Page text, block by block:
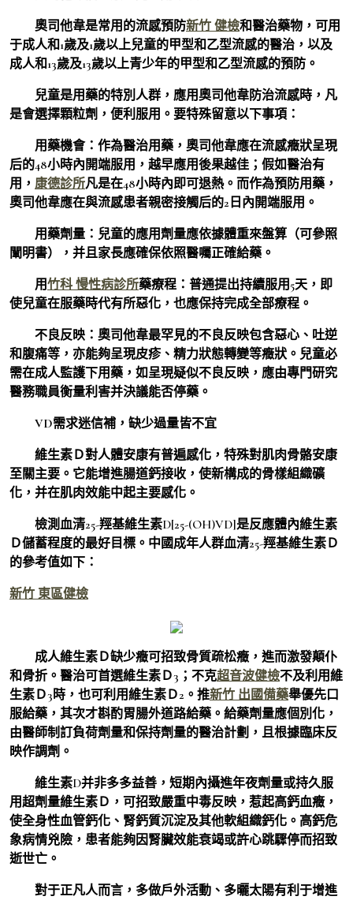
奧司他韋是常用的流感預防新竹 健檢和醫治藥物，可用
于成人和1歲及1歲以上兒童的甲型和乙型流感的醫治，以及
成人和13歲及13歲以上青少年的甲型和乙型流感的預防。
兒童是用藥的特別人群，應用奧司他韋防治流感時，凡
是會選擇顆粒劑，便利服用。要特殊留意以下事項：
用藥機會：作為醫治用藥，奧司他韋應在流感癥狀呈現
后的48小時內開端服用，越早應用後果越佳；假如醫治有
用， 康德診所凡是在48小時內即可退熱。而作為預防用藥，
奧司他韋應在與流感患者親密接觸后的2日內開端服用。
用藥劑量：兒童的應用劑量應依據體重來盤算（可參照
闡明書），并且家長應確保依照醫囑正確給藥。
用竹科 慢性病診所藥療程：普通提出持續服用5天，即
使兒童在服藥時代有所惡化，也應保持完成全部療程。
不良反映：奧司他韋最罕見的不良反映包含惡心、吐逆
和腹痛等，亦能夠呈現皮疹、精力狀態轉變等癥狀。兒童必
需在成人監護下用藥，如呈現疑似不良反映，應由專門研究
醫務職員衡量利害并決議能否停藥。
VD需求迷信補，缺少過量皆不宜
維生素Ｄ對人體安康有普遍感化，特殊對肌肉骨骼安康
至關主要。它能增進腸道鈣接收，使新構成的骨樣組織礦
化，并在肌肉效能中起主要感化。
檢測血清25-羥基維生素D[25-(OH)VD]是反應體內維生素
Ｄ儲蓄程度的最好目標。中國成年人群血清25-羥基維生素Ｄ
的參考值如下：
新竹 東區健檢
成人維生素Ｄ缺少癥可招致骨質疏松癥，進而激發顛仆
和骨折。醫治可首選維生素Ｄ3；不克超音波健檢不及利用維
生素Ｄ3時，也可利用維生素Ｄ2。推新竹 出國備藥舉優先口
服給藥，其次才斟酌胃腸外道路給藥。給藥劑量應個別化，
由醫師制訂負荷劑量和保持劑量的醫治計劃，且根據臨床反
映作調劑。
維生素D并非多多益善，短期內攝進年夜劑量或持久服
用超劑量維生素Ｄ，可招致嚴重中毒反映，惹起高鈣血癥，
使全身性血管鈣化、腎鈣質沉淀及其他軟組織鈣化。高鈣危
象病情兇險，患者能夠因腎臟效能衰竭或許心跳驟停而招致
逝世亡。
對于正凡人而言，多做戶外活動、多曬太陽有利于增進